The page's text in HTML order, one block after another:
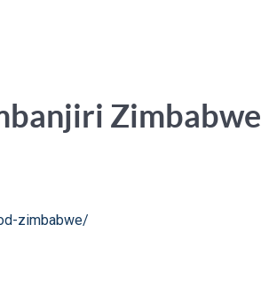
Zimbabwe
zimbabwe/